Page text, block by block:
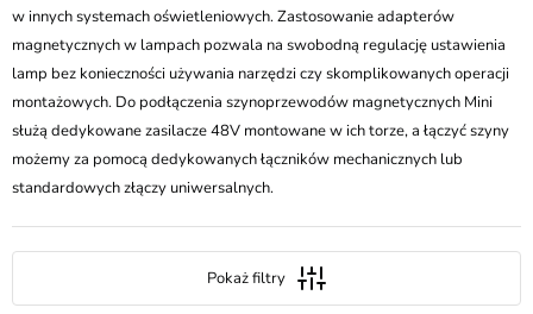
w innych systemach oświetleniowych. Zastosowanie adapterów
magnetycznych w lampach pozwala na swobodną regulację ustawienia
lamp bez konieczności używania narzędzi czy skomplikowanych operacji
montażowych. Do podłączenia szynoprzewodów magnetycznych Mini
służą dedykowane zasilacze 48V montowane w ich torze, a łączyć szyny
możemy za pomocą dedykowanych łączników mechanicznych lub
standardowych złączy uniwersalnych.
Pokaż filtry